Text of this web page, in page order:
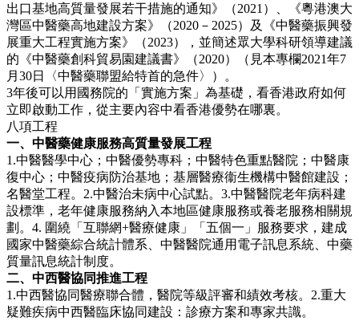
出口基地高質量發展若干措施的通知》（2021）、《粵港澳大
灣區中醫藥高地建設方案》（2020－2025）及《中醫藥振興發
展重大工程實施方案》（2023），並簡述眾大學科研領導建議
的《中醫藥創科貿易園建議書》（2020）（見本專欄2021年7
月30日〈中醫藥聯盟給特首的急件〉）。
3年後可以用國務院的「實施方案」為基礎，看香港政府如何
立即啟動工作，從主要內容中看香港優勢在哪裏。
八項工程
一、中醫藥健康服務高質量發展工程
1.中醫醫學中心；中醫優勢專科；中醫特色重點醫院；中醫康
復中心；中醫疫病防治基地；基層醫療衞生機構中醫館建設；
名醫堂工程。2.中醫治未病中心試點。3.中醫醫院老年病科建
設標準，老年健康服務納入本地區健康服務或養老服務相關規
劃。4. 圍繞「互聯網+醫療健康」「五個一」服務要求，建成
國家中醫藥綜合統計體系、中醫醫院通用電子訊息系統、中藥
質量訊息統計制度。
二、中西醫協同推進工程
1.中西醫協同醫療聯合體，醫院等級評審和績效考核。2.重大
疑難疾病中西醫臨床協同建設：診療方案和專家共識。